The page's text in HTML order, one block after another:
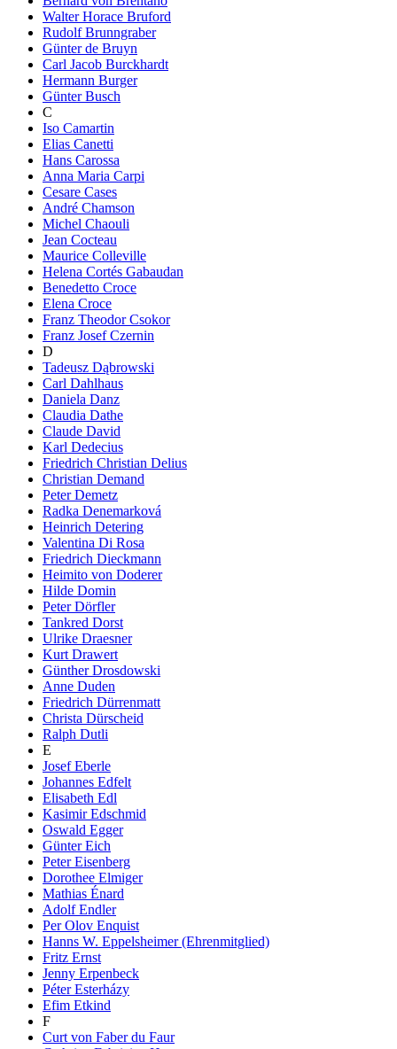
Walter Horace Bruford
Rudolf Brunngraber
Günter de Bruyn
Carl Jacob Burckhardt
Hermann Burger
Günter Busch
C
Iso Camartin
Elias Canetti
Hans Carossa
Anna Maria Carpi
Cesare Cases
André Chamson
Michel Chaouli
Jean Cocteau
Maurice Colleville
Helena Cortés Gabaudan
Benedetto Croce
Elena Croce
Franz Theodor Csokor
Franz Josef Czernin
D
Tadeusz Dąbrowski
Carl Dahlhaus
Daniela Danz
Claudia Dathe
Claude David
Karl Dedecius
Friedrich Christian Delius
Christian Demand
Peter Demetz
Radka Denemarková
Heinrich Detering
Valentina Di Rosa
Friedrich Dieckmann
Heimito von Doderer
Hilde Domin
Peter Dörfler
Tankred Dorst
Ulrike Draesner
Kurt Drawert
Günther Drosdowski
Anne Duden
Friedrich Dürrenmatt
Christa Dürscheid
Ralph Dutli
E
Josef Eberle
Johannes Edfelt
Elisabeth Edl
Kasimir Edschmid
Oswald Egger
Günter Eich
Peter Eisenberg
Dorothee Elmiger
Mathias Énard
Adolf Endler
Per Olov Enquist
Hanns W. Eppelsheimer (Ehrenmitglied)
Fritz Ernst
Jenny Erpenbeck
Péter Esterházy
Efim Etkind
F
Curt von Faber du Faur